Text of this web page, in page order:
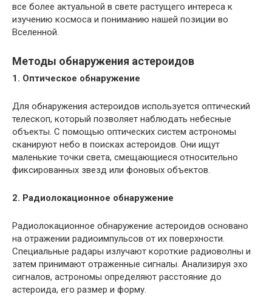
все более актуальной в свете растущего интереса к
изучению космоса и пониманию нашей позиции во
Вселенной.
Методы обнаружения астероидов
1. Оптическое обнаружение
Для обнаружения астероидов используется оптический
телескоп, который позволяет наблюдать небесные
объекты. С помощью оптических систем астрономы
сканируют небо в поисках астероидов. Они ищут
маленькие точки света, смещающиеся относительно
фиксированных звезд или фоновых объектов.
2. Радиолокационное обнаружение
Радиолокационное обнаружение астероидов основано
на отражении радиоимпульсов от их поверхности.
Специальные радары излучают короткие радиоволны и
затем принимают отраженные сигналы. Анализируя эхо
сигналов, астрономы определяют расстояние до
астероида, его размер и форму.